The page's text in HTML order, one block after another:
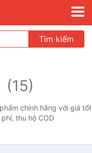
Tìm kiếm
(15)
chính hãng với giá tốt
thu hộ COD